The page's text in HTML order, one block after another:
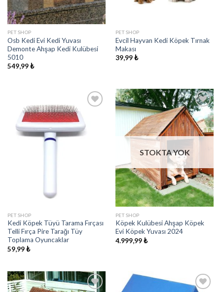
PET SHOP
Osb Kedi Evi Kedi Yuvası
Demonte Ahşap Kedi Kulübesi
5010
549,99₺
PET SHOP
Evcil Hayvan Kedi Köpek Tırnak
Makası
39,99₺
Ekle
PET SHOP
Kedi Köpek Tüyü Tarama Fırçası
Telli Fırça Pire Tarağı Tüy
Toplama Oyuncaklar
59,99₺
İstek
Listeme
Ekle
STOKTA YOK
PET SHOP
Köpek Kulübesi Ahşap Köpek
Evi Köpek Yuvası 2024
4.999,99₺